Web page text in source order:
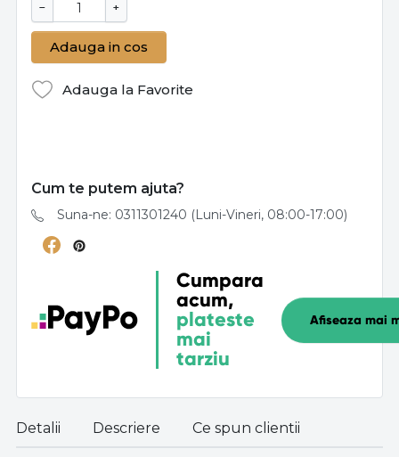
− +
Adauga in cos
Adauga la Favorite
Cum te putem ajuta?
Suna-ne: 0311301240 (Luni-Vineri, 08:00-17:00)
Cumpara
acum,
plateste
mai
tarziu
Afiseaza mai
Detalii Descriere Ce spun clientii